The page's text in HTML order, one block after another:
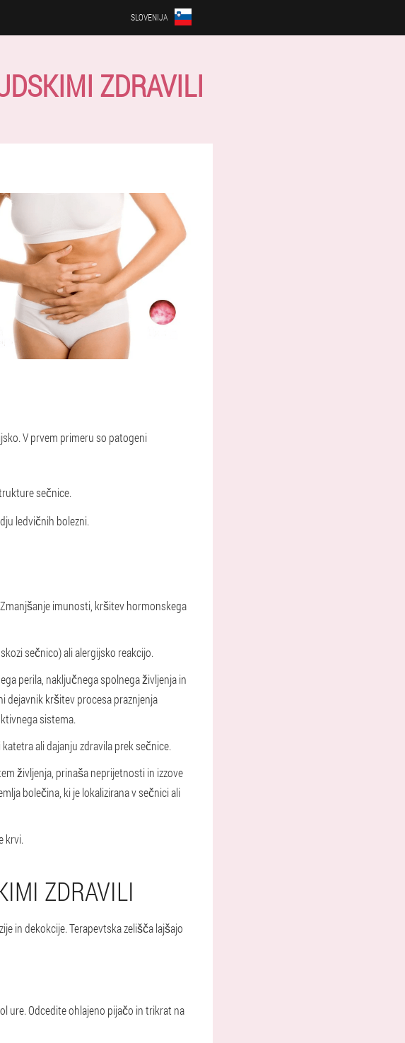
SLOVENIJA
ZDRAVILI
V prvem primeru so patogeni
sečnice.
ledvičnih bolezni.
imunosti, kršitev hormonskega
sečnico) ali alergijsko reakcijo.
perila, naključnega spolnega življenja in
dejavnik kršitev procesa praznjenja
sistema.
ali dajanju zdravila prek sečnice.
življenja, prinaša neprijetnosti in izzove
bolečina, ki je lokalizirana v sečnici ali
krvi.
ZDRAVILI
in dekokcije. Terapevtska zelišča lajšajo
ure. Odcedite ohlajeno pijačo in trikrat na